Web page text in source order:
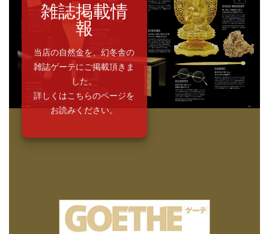
雑誌掲載情
報
当店の自然金を、幻冬舎の
雑誌ゲーテにご掲載頂きま
した。
詳しくはこちらのページを
お読みください。